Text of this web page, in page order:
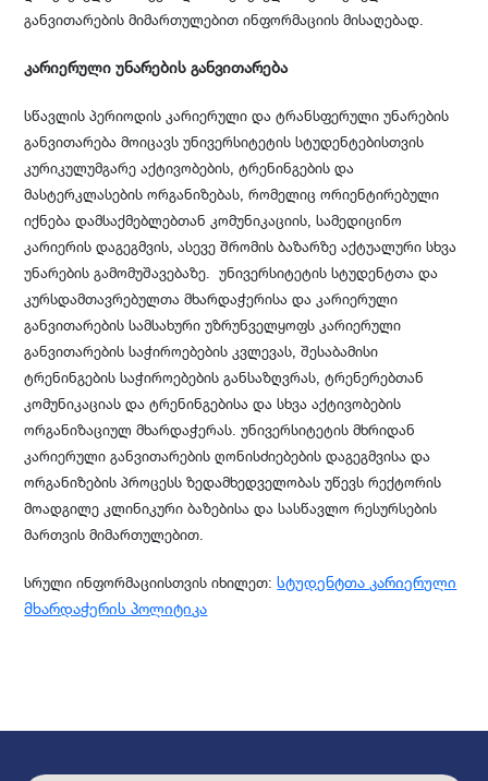
განვითარების მიმართულებით ინფორმაციის მისაღებად.
კარიერული უნარების განვითარება
სწავლის პერიოდის კარიერული და ტრანსფერული უნარების
განვითარება მოიცავს უნივერსიტეტის სტუდენტებისთვის
კურიკულუმგარე აქტივობების, ტრენინგების და
მასტერკლასების ორგანიზებას, რომელიც ორიენტირებული
იქნება დამსაქმებლებთან კომუნიკაციის, სამედიცინო
კარიერის დაგეგმვის, ასევე შრომის ბაზარზე აქტუალური სხვა
უნარების გამომუშავებაზე. უნივერსიტეტის სტუდენტთა და
კურსდამთავრებულთა მხარდაჭერისა და კარიერული
განვითარების სამსახური უზრუნველყოფს კარიერული
განვითარების საჭიროებების კვლევას, შესაბამისი
ტრენინგების საჭიროებების განსაზღვრას, ტრენერებთან
კომუნიკაციას და ტრენინგებისა და სხვა აქტივობების
ორგანიზაციულ მხარდაჭერას. უნივერსიტეტის მხრიდან
კარიერული განვითარების ღონისძიებების დაგეგმვისა და
ორგანიზების პროცესს ზედამხედველობას უწევს რექტორის
მოადგილე კლინიკური ბაზებისა და სასწავლო რესურსების
მართვის მიმართულებით.
სრული ინფორმაციისთვის იხილეთ:სტუდენტთა კარიერული
მხარდაჭერის პოლიტიკა